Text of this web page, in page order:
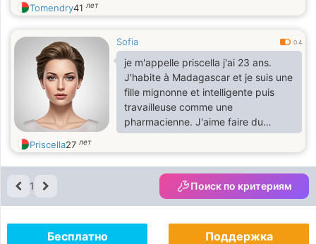
Tomendry41 лет
Sofia 0.4
je m'appelle priscella j'ai 23 ans.
J'habite à Madagascar et je suis une
fille mignonne et intelligente puis
travailleuse comme une
pharmacienne. J'aime faire du
voyage et lire une livre romantique
Priscella27 лет
1 Поиск по критериям
Бесплатно Поддержка